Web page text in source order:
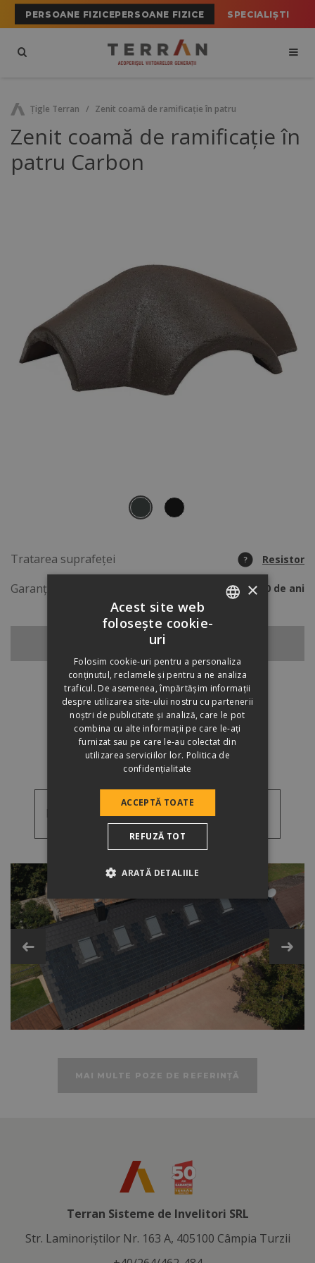
PERSOANE FIZICEPERSOANE FIZICE SPECIALIȘTI
Ţigle Terran Zenit coamă de ramificație în patru
Zenit coamă de ramificație în
patru Carbon
Tratarea suprafeței ? Resistor
Garanție 50 de ani
ÎNAPOI LA ȚIGLA DE BAZĂ
DE UNDE CUMPĂR?
Poze de referință
Videoclipuri
Țigle speciale
Accesorii de sistem
Specificații tehnice
de
referință
MAI MULTE POZE DE REFERINȚĂ
Terran Sisteme de Invelitori SRL
Str. Laminoriştilor Nr. 163 A, 405100 Câmpia Turzii
ROMANIAN
×
Acest site web
folosește cookie-
uri
Folosim cookie-uri pentru a personaliza
conținutul, reclamele și pentru a ne analiza
traficul. De asemenea, împărtășim informații
despre utilizarea site-ului nostru cu partenerii
noștri de publicitate și analiză, care le pot
combina cu alte informații pe care le-ați
furnizat sau pe care le-au colectat din
utilizarea serviciilor lor. Politica de
confidențialitate
ACCEPTĂ TOATE
REFUZĂ TOT
ARATĂ DETALIILE